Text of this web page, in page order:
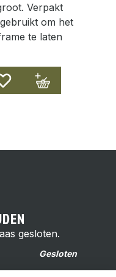
Verpakt
om het
te laten
gesloten.
Gesloten